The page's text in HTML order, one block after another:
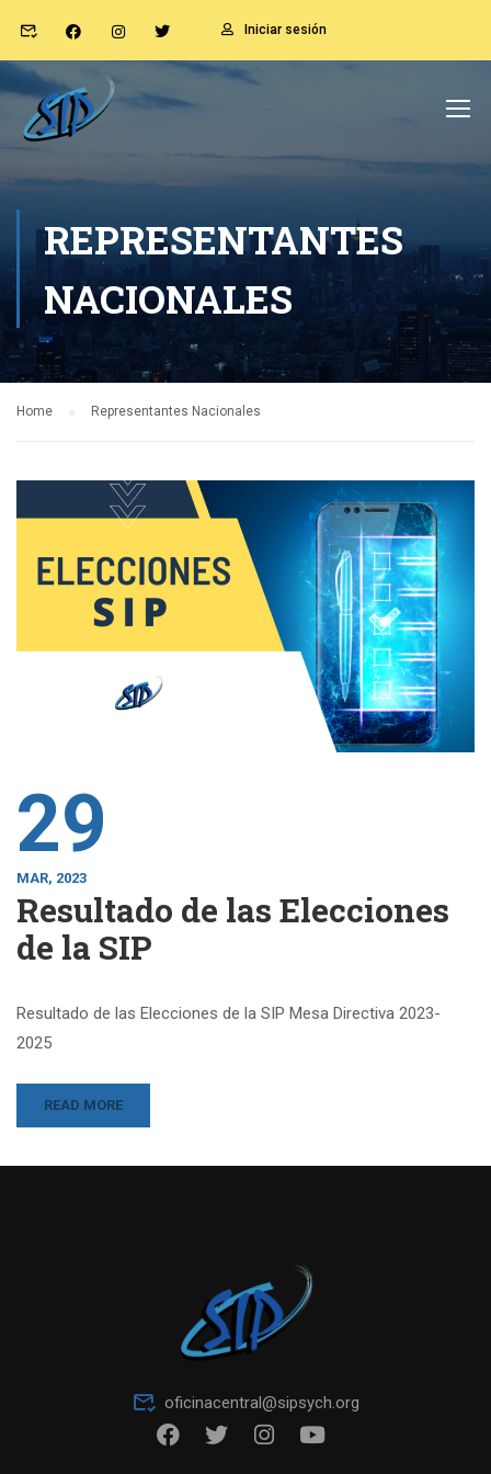
Iniciar sesión
REPRESENTANTES
NACIONALES
Home Representantes Nacionales
29
MAR, 2023
Resultado de las Elecciones
de la SIP
Resultado de las Elecciones de la SIP Mesa Directiva 2023-
2025
READ MORE
oficinacentral@sipsych.org